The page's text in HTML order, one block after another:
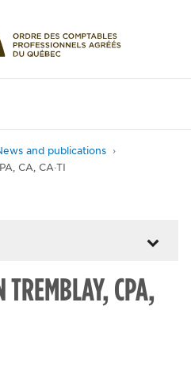
and publications
CA, CA·TI
CPA,